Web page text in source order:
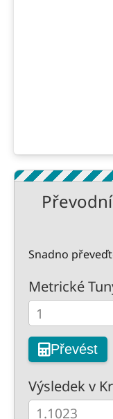
Snadno
Metrické
Převést
Výsledek v